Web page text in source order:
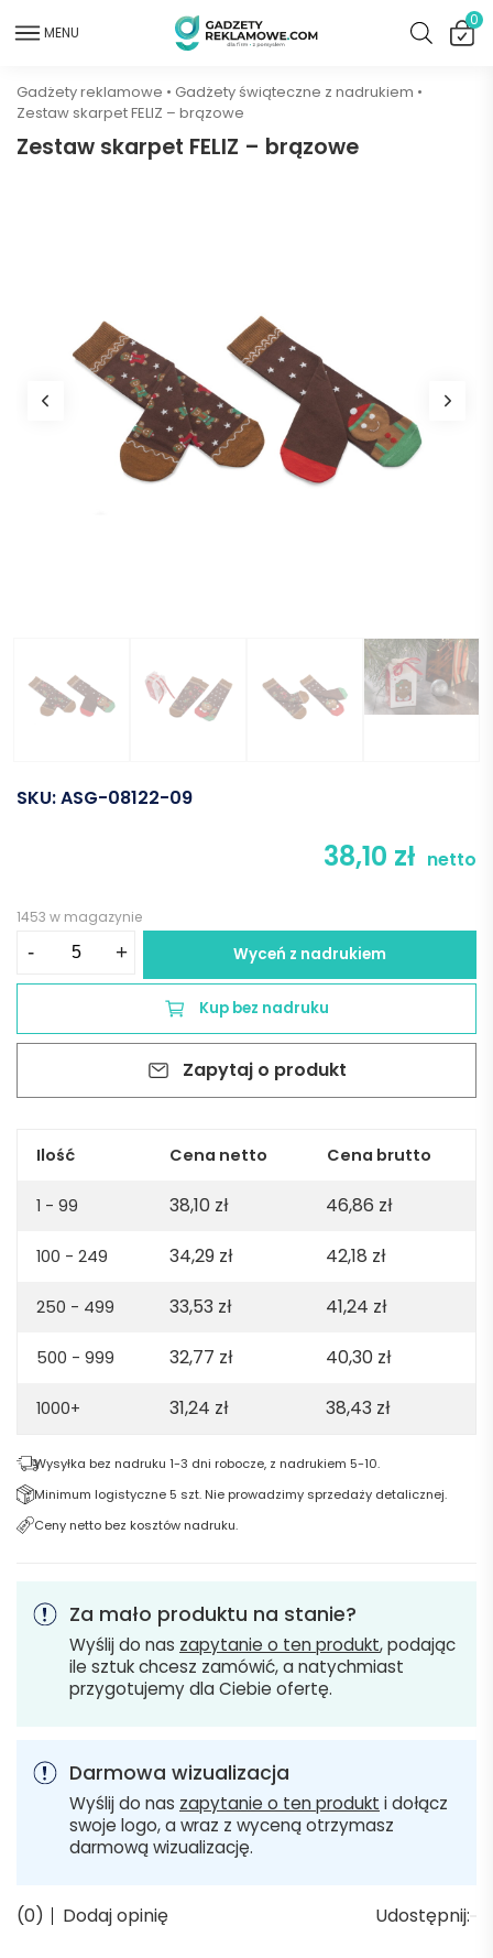
MENU
0
Gadżety reklamowe • Gadżety świąteczne z nadrukiem •
Zestaw skarpet FELIZ – brązowe
Zestaw skarpet FELIZ – brązowe
SKU:ASG-08122-09
38,10 zł netto
1453 w magazynie
-
-
+ Wyceń z nadrukiem
Kup bez nadruku
Zapytaj o produkt
Ilość Cena netto Cena brutto
1 - 99 38,10 zł 46,86 zł
100 - 249 34,29 zł 42,18 zł
250 - 499 33,53 zł 41,24 zł
500 - 999 32,77 zł 40,30 zł
1000+ 31,24 zł 38,43 zł
Wysyłka bez nadruku 1-3 dni robocze, z nadrukiem 5-10.
Minimum logistyczne 5 szt. Nie prowadzimy sprzedaży detalicznej.
Ceny netto bez kosztów nadruku.
Za mało produktu na stanie?
Wyślij do nas zapytanie o ten produkt, podając
ile sztuk chcesz zamówić, a natychmiast
przygotujemy dla Ciebie ofertę.
Darmowa wizualizacja
Wyślij do nas zapytanie o ten produkt i dołącz
swoje logo, a wraz z wyceną otrzymasz
darmową wizualizację.
(0) Dodaj opinię Udostępnij: